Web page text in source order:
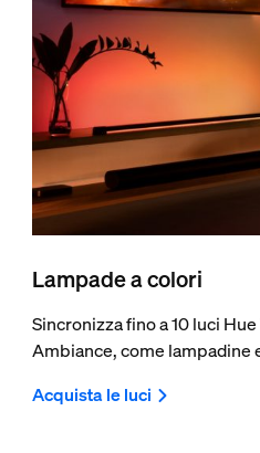
Lampade a colori
Sincronizza fino a 10 luci
Ambiance, come lampadine
Acquista le luci